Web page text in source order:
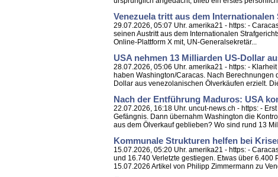
Venezuela tritt aus dem
29.07.2026, 05:07 Uhr. amerika21 - https: -
seinen Austritt aus dem Internationalen
Online-Plattform X mit, UN-Generalsekretär...
USA nehmen 13 Milliarden US-Dollar
28.07.2026, 05:06 Uhr. amerika21 - https: -
haben Washington/Caracas. Nach
Dollar aus venezolanischen Ölverkäufen erzielt.
Nach der Entführung Maduros: USA
22.07.2026, 16:18 Uhr. uncut-news.ch - https: -
Gefängnis. Dann übernahm Washington die
aus dem Ölverkauf geblieben? Wo sind rund 13
Kommunale Strukturen helfen bei
15.07.2026, 05:20 Uhr. amerika21 - https: -
und 16.740 Verletzte gestiegen. Etwas über
15.07.2026 Artikel von Philipp Zimmermann zu